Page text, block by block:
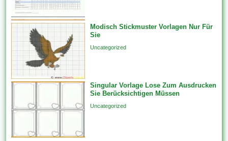
Modisch Stickmuster Vorlagen Nur Für
Sie
Uncategorized
Singular Vorlage Lose Zum Ausdrucken
Sie Berücksichtigen Müssen
Uncategorized